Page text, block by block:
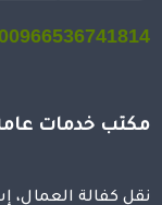
00966536741814
مكتب خدمات
نقل كفالة العمال،